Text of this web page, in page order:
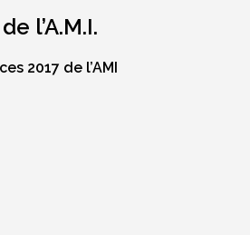
l’A.M.I.
2017 de l’AMI